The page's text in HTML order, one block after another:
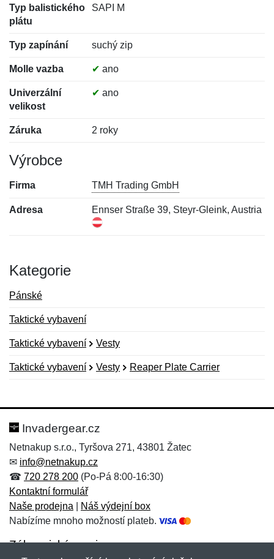
Typ balistického
plátu
SAPI M
Typ zapínání suchý zip
Molle vazba ✔ ano
Univerzální
velikost
✔ ano
Záruka 2 roky
Výrobce
Firma TMH Trading GmbH
Adresa Ennser Straße 39, Steyr-Gleink, Austria
Kategorie
Pánské
Taktické vybavení
Taktické vybavení Vesty
Taktické vybavení Vesty Reaper Plate Carrier
Hodnocení:
Jméno: *
Jméno:
E-mail:*
Invadergear.cz
Netnakup s.r.o., Tyršova 271, 43801 Žatec
✉ info@netnakup.cz
☎ 720 278 200 (Po-Pá 8:00-16:30)
Kontaktní formulář
Naše prodejna
Náš výdejní box
Nabízíme mnoho možností plateb.
Zákaznický servis